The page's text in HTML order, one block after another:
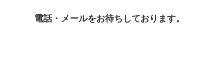
電話・メールをお待ちしております。